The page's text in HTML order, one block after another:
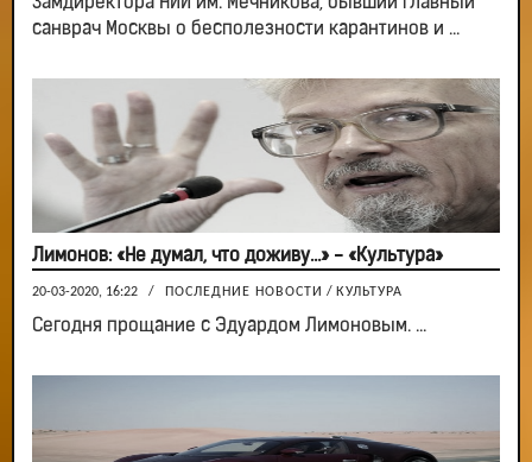
санврач Москвы о бесполезности карантинов и ...
Лимонов: «Не думал, что доживу…» - «Культура»
20-03-2020, 16:22 / ПОСЛЕДНИЕ НОВОСТИ / КУЛЬТУРА
Сегодня прощание с Эдуардом Лимоновым. ...